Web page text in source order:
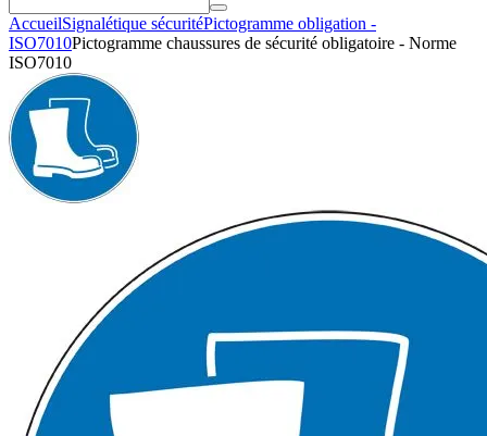
AccueilSignalétique sécuritéPictogramme obligation -
ISO7010Pictogramme chaussures de sécurité obligatoire - Norme
ISO7010